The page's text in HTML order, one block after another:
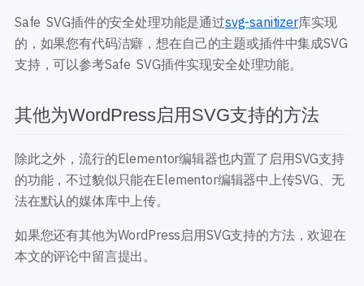
Safe SVG插件的安全处理功能是通过svg-sanitizer库实现
的，如果您有代码洁癖，想在自己的主题或插件中集成SVG
支持，可以参考Safe SVG插件实现安全处理功能。
其他为WordPress启用SVG支持的方法
除此之外，流行的Elementor编辑器也内置了启用SVG支持
的功能，不过貌似只能在Elementor编辑器中上传SVG、无
法在默认的媒体库中上传。
如果您还有其他为WordPress启用SVG支持的方法，欢迎在
本文的评论中留言提出。